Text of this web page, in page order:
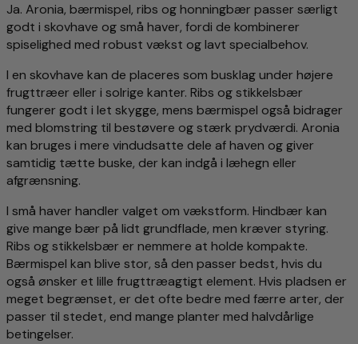
Ja. Aronia, bærmispel, ribs og honningbær passer særligt
godt i skovhave og små haver, fordi de kombinerer
spiselighed med robust vækst og lavt specialbehov.
I en skovhave kan de placeres som busklag under højere
frugttræer eller i solrige kanter. Ribs og stikkelsbær
fungerer godt i let skygge, mens bærmispel også bidrager
med blomstring til bestøvere og stærk prydværdi. Aronia
kan bruges i mere vindudsatte dele af haven og giver
samtidig tætte buske, der kan indgå i læhegn eller
afgrænsning.
I små haver handler valget om vækstform. Hindbær kan
give mange bær på lidt grundflade, men kræver styring.
Ribs og stikkelsbær er nemmere at holde kompakte.
Bærmispel kan blive stor, så den passer bedst, hvis du
også ønsker et lille frugttræagtigt element. Hvis pladsen er
meget begrænset, er det ofte bedre med færre arter, der
passer til stedet, end mange planter med halvdårlige
betingelser.